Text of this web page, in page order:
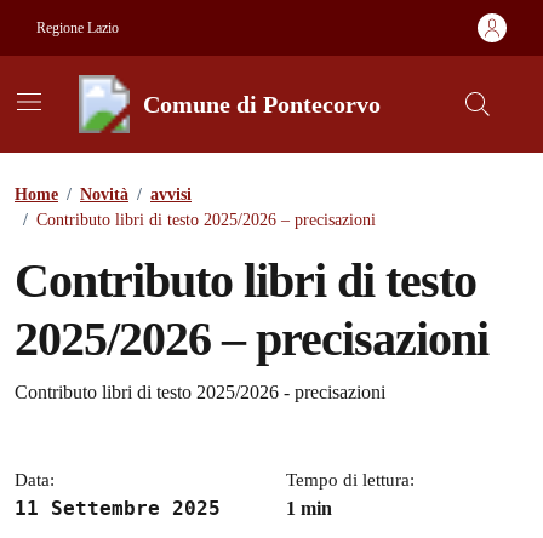
Regione Lazio
Comune di Pontecorvo
Home / Novità / avvisi
/ Contributo libri di testo 2025/2026 – precisazioni
Contributo libri di testo
2025/2026 – precisazioni
Dettagli della notizia
Contributo libri di testo 2025/2026 - precisazioni
Data:
11 Settembre 2025
Tempo di lettura:
1 min